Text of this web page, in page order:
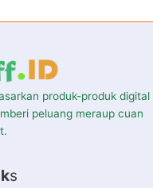
produk-produk digital
peluang meraup cuan
s